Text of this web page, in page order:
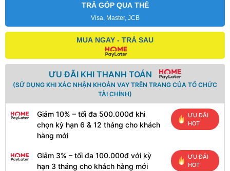
TRẢ GÓP QUA THẺ
Visa, Master, JCB
MUA NGAY - TRẢ SAU
ƯU ĐÃI KHI THANH TOÁN
(SỬ DỤNG KHI XÁC NHẬN KHOẢN VAY TRÊN TRANG CỦA TỔ CHỨC
TÀI CHÍNH)
Giảm 10% – tối đa 500.000đ khi
chọn kỳ hạn 6 & 12 tháng cho khách
hàng mới
ƯU ĐÃI
HOT
Giảm 3% – tối đa 100.000đ với kỳ
hạn 3 tháng cho khách hàng mới
ƯU ĐÃI
HOT